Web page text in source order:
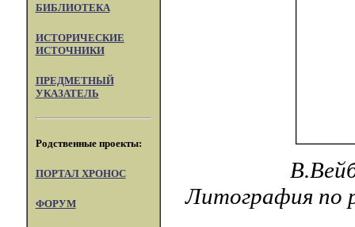
БИБЛИОТЕКА
ИСТОРИЧЕСКИЕ
ИСТОЧНИКИ
ПРЕДМЕТНЫЙ
УКАЗАТЕЛЬ
Родственные проекты:
ПОРТАЛ XPOHOC
ФОРУМ
Литография по